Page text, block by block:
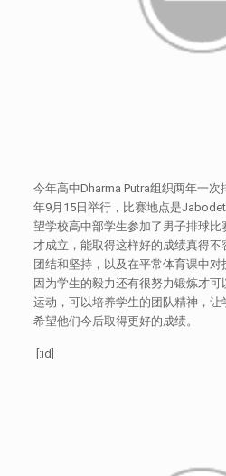
今年高中Dharma Putra组织两年一
年9月15日举行，比赛地点是
望学校高中部学生参加了男子排球比
才成立，能取得这样好的成绩真得
团结和坚持，以及在平常体育课中
因为学生的毅力还有很努力锻炼才
运动，可以培养学生的团队精神，让
希望他们今后取得更好的成绩。
[:id]